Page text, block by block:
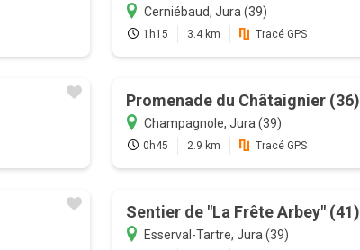
Cerniébaud, Jura (39)
1h15 3.4 km Tracé GPS
Promenade du Châtaignier (36)
Champagnole, Jura (39)
0h45 2.9 km Tracé GPS
Sentier de "La Frête Arbey" (41)
Esserval-Tartre, Jura (39)